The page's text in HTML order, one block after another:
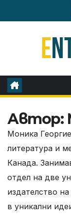
to
Автор:
Моника
литература и
Канада.
отдел на две
издателство
в уникални